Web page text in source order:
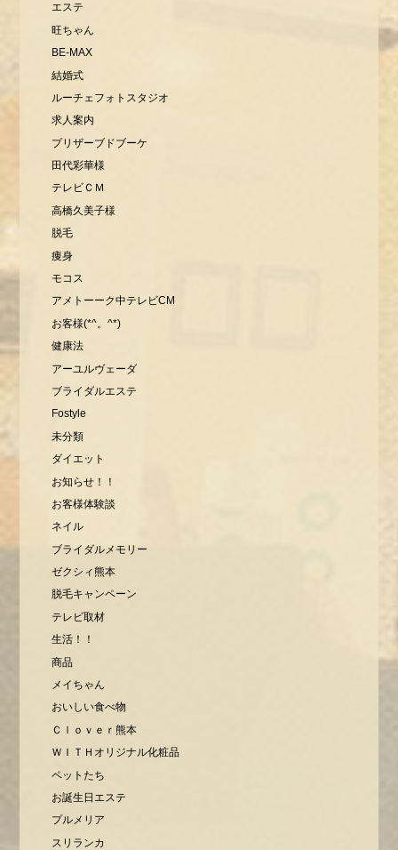
エステ
旺ちゃん
BE-MAX
結婚式
ルーチェフォトスタジオ
求人案内
プリザーブドブーケ
田代彩華様
テレビＣＭ
高橋久美子様
脱毛
痩身
モコス
アメトーーク中テレビCM
お客様(*^。^*)
健康法
アーユルヴェーダ
ブライダルエステ
Fostyle
未分類
ダイエット
お知らせ！！
お客様体験談
ネイル
ブライダルメモリー
ゼクシィ熊本
脱毛キャンペーン
テレビ取材
生活！！
商品
メイちゃん
おいしい食べ物
Ｃｌｏｖｅｒ熊本
ＷＩＴＨオリジナル化粧品
ペットたち
お誕生日エステ
プルメリア
スリランカ